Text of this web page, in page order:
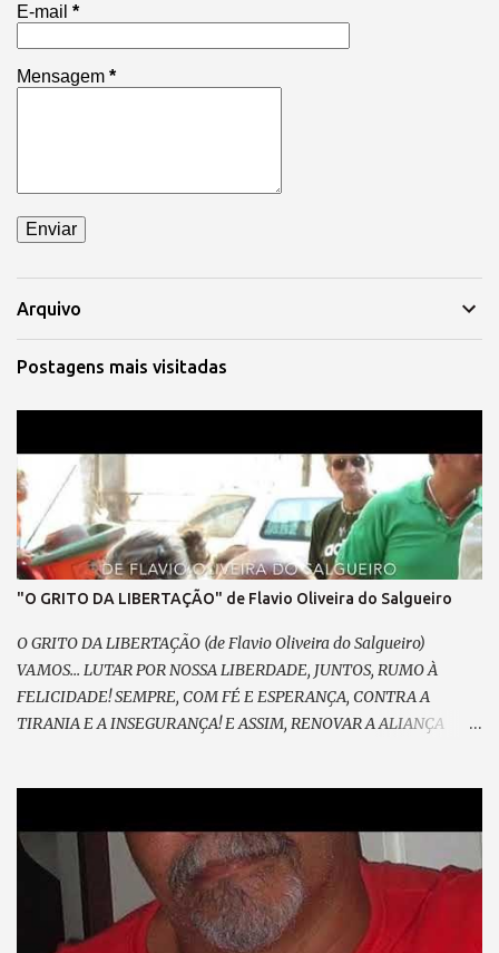
E-mail *
Mensagem *
Arquivo
Postagens mais visitadas
"O GRITO DA LIBERTAÇÃO" de Flavio Oliveira do Salgueiro
O GRITO DA LIBERTAÇÃO (de Flavio Oliveira do Salgueiro)
VAMOS... LUTAR POR NOSSA LIBERDADE, JUNTOS, RUMO À
FELICIDADE! SEMPRE, COM FÉ E ESPERANÇA, CONTRA A
TIRANIA E A INSEGURANÇA! E ASSIM, RENOVAR A ALIANÇA
BRILHAR! (refrão 1) DE MÃOS DADAS, DE CORAÇÃO, O GRITO DA
LIBERTAÇÃO ! E ENTÃO, VAMOS VOLTAR A SORRIR, SEM MEDO...
DO QUE HÁ DE VIR. LIBERTAR... A EXPRESSÃO E A
DEMOCRACIA, SEM FARSA, SEM IDEOLOGIA! SENTIR, SEM
ARDIL O DIREITO, O FIM DA VINGANÇA, E DO PRECONCEITO! A